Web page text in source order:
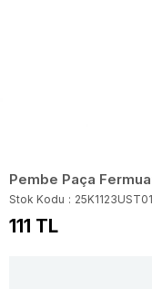
Pembe Paça
Stok Kodu
111 TL